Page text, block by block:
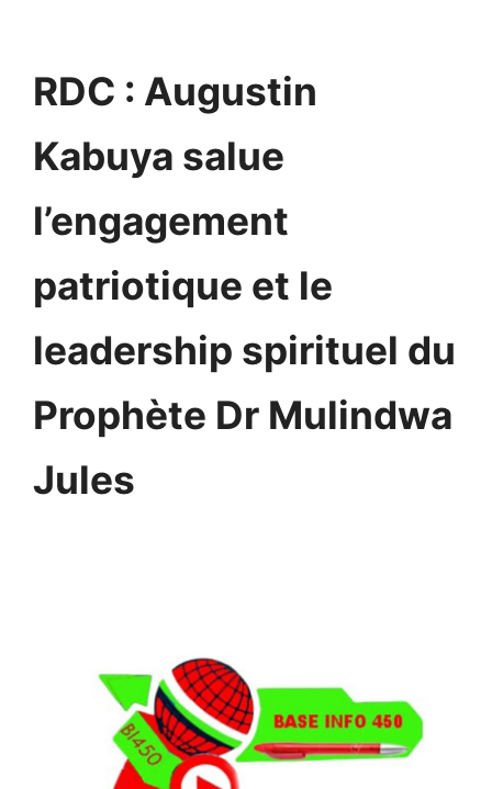
RDC : Augustin
Kabuya salue
l’engagement
patriotique et le
leadership spirituel du
Prophète Dr Mulindwa
Jules